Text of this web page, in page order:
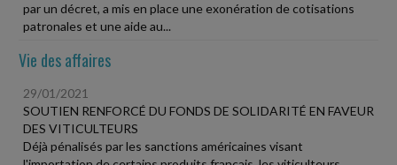
par un décret, a mis en place une exonération de cotisations
patronales et une aide au...
Vie des affaires
29/01/2021
SOUTIEN RENFORCÉ DU FONDS DE SOLIDARITÉ EN FAVEUR
DES VITICULTEURS
Déjà pénalisés par les sanctions américaines visant